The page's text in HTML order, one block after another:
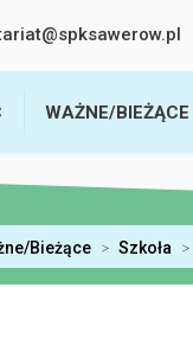
WAŻNE/BIEŻĄCE
Bieżące > Szkoła >